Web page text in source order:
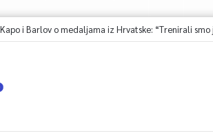
i Barlov o medaljama iz Hrvatske: “Trenirali smo